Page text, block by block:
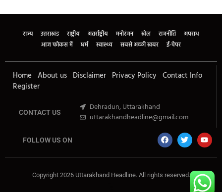
राज्य उत्तराखंड राष्ट्रीय अंतर्राष्ट्रीय मनोरंजन खेल राजनीति
अपराध
आज फोकस में
धर्म स्वास्थ्य सबसे अच्छी खबर ई-पेपर
Home About us Disclaimer Privacy Policy Contact Info
Register
CONTACT US
Dehradun, Uttarakhand
uttarakhandheadline@gmail.com
FOLLOW US ON
Copyright 2026 Uttarakhand Headline. All rights reserved.